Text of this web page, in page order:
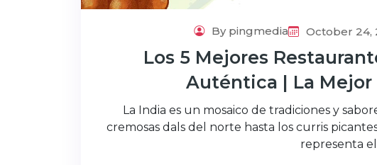
By pingmedia October 24,
Los 5 Mejores
Auténtica | La
La India es un mosaico de tradiciones y
cremosas dals del norte hasta los curris
representa